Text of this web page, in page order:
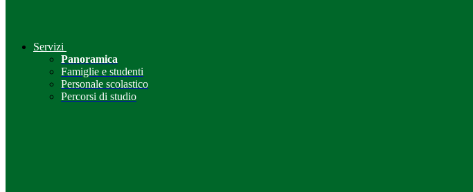
Servizi
Panoramica
Famiglie e studenti
Personale scolastico
Percorsi di studio